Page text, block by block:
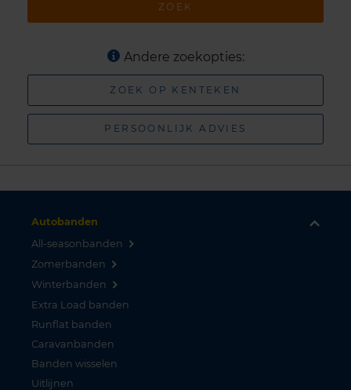
ZOEK
Andere zoekopties:
ZOEK OP KENTEKEN
PERSOONLIJK ADVIES
Autobanden
All-seasonbanden
Zomerbanden
Winterbanden
Extra Load banden
Runflat banden
Caravanbanden
Banden wisselen
Uitlijnen